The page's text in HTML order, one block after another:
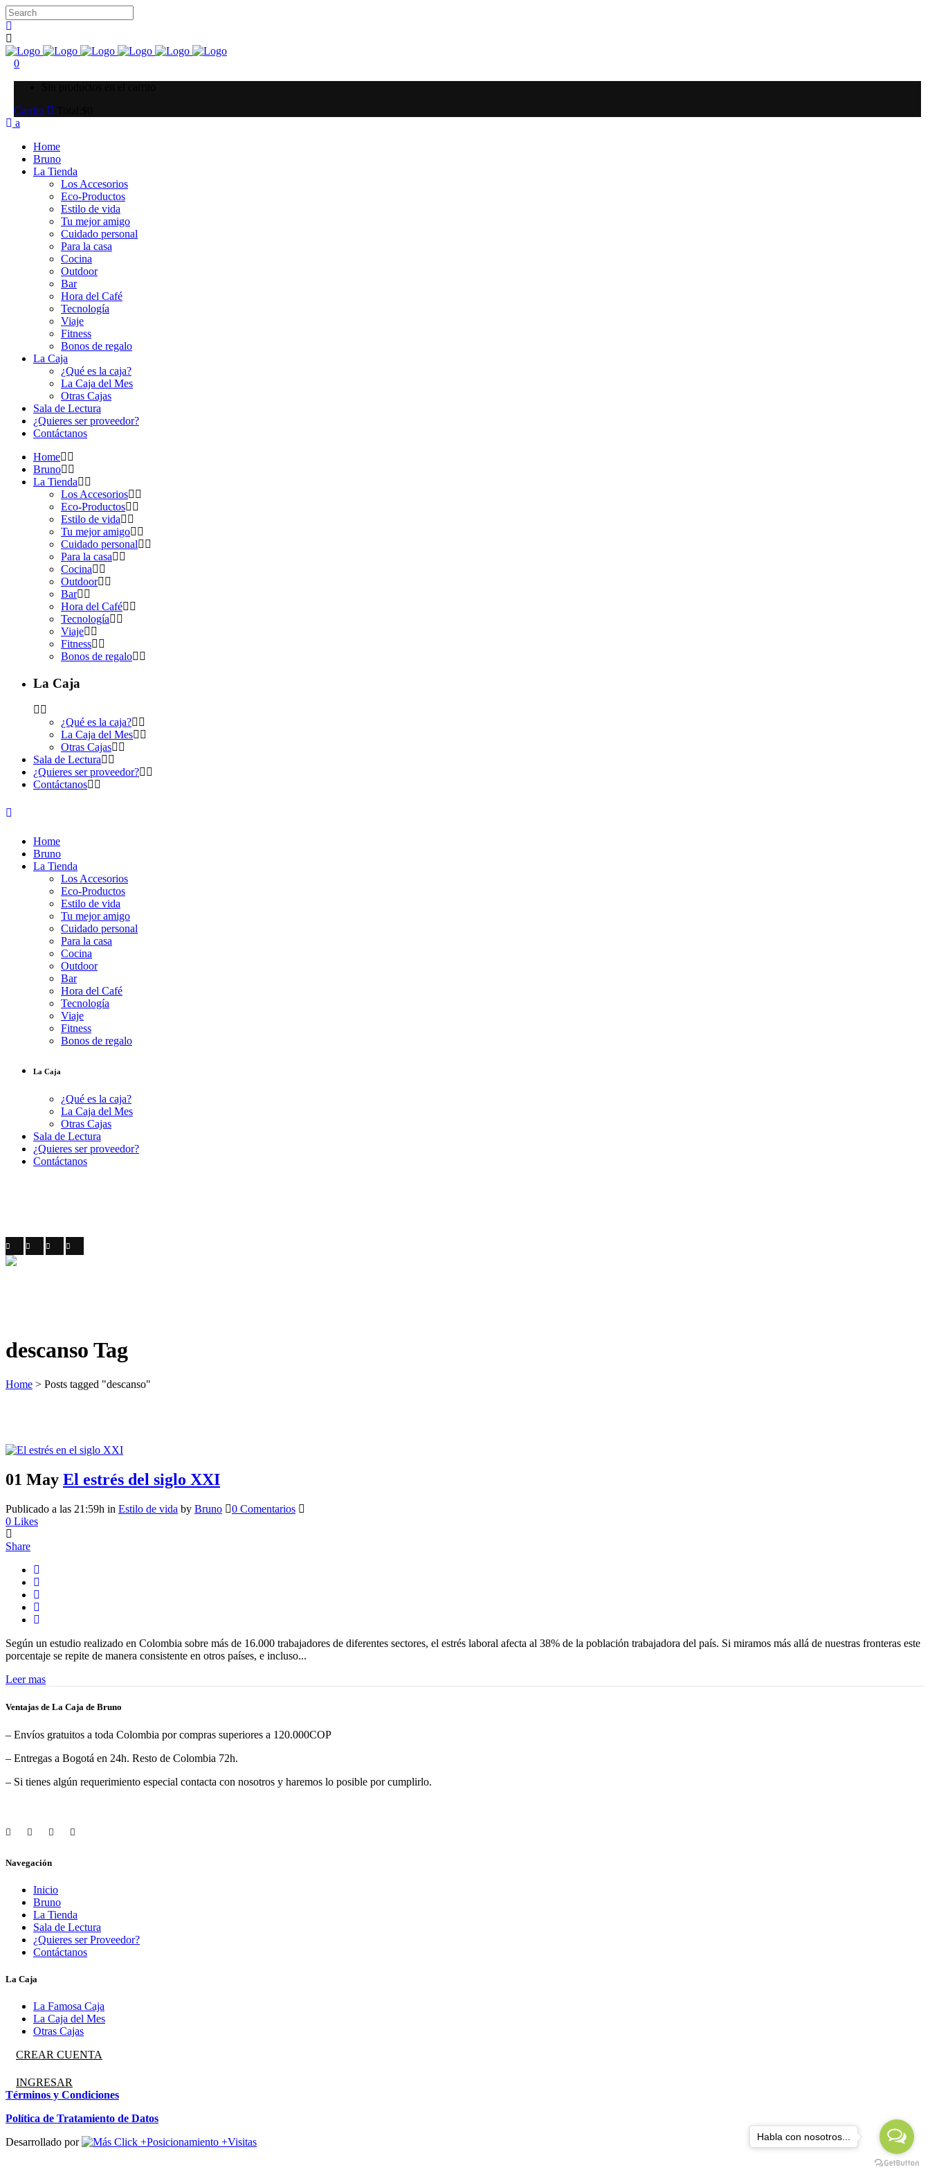
0
Carrito
Home
Bruno
La Tienda
Los Accesorios
Eco-Productos
Estilo de vida
Tu mejor amigo
Cuidado personal
Para la casa
Cocina
Outdoor
Bar
Hora del Café
Tecnología
Viaje
Fitness
Bonos de regalo
La Caja
¿Qué es la caja?
La Caja del Mes
Otras Cajas
Sala de Lectura
¿Quieres ser proveedor?
Contáctanos
Home
Bruno
La Tienda
Los Accesorios
Eco-Productos
Estilo de vida
Tu mejor amigo
Cuidado personal
Para la casa
Cocina
Outdoor
Bar
Hora del Café
Tecnología
Viaje
Fitness
Bonos de regalo
La Caja
¿Qué es la caja?
La Caja del Mes
Otras Cajas
Sala de Lectura
¿Quieres ser proveedor?
Contáctanos
Home
Bruno
La Tienda
Los Accesorios
Eco-Productos
Estilo de vida
Tu mejor amigo
Cuidado personal
Para la casa
Cocina
Outdoor
Bar
Hora del Café
Tecnología
Viaje
Fitness
Bonos de regalo
La Caja
¿Qué es la caja?
La Caja del Mes
Otras Cajas
Sala de Lectura
¿Quieres ser proveedor?
Contáctanos
descanso Tag
Home > Posts tagged "descanso"
01 May El estrés del siglo XXI
Publicado a las 21:59h in Estilo de vida by Bruno
0 Comentarios
0 Likes
Share
Según un estudio realizado en Colombia sobre más de 16.000 trabajadores de diferentes sectores, el estrés laboral afecta al 38% de la población trabajadora del país. Si miramos más allá de nuestras fronteras este
porcentaje se repite de manera consistente en otros países, e incluso...
Leer mas
Ventajas de La Caja de Bruno
– Envíos gratuitos a toda Colombia por compras superiores a 120.000COP
– Entregas a Bogotá en 24h. Resto de Colombia 72h.
– Si tienes algún requerimiento especial contacta con nosotros y haremos lo posible por cumplirlo.
Navegación
Inicio
Bruno
La Tienda
Sala de Lectura
¿Quieres ser Proveedor?
Contáctanos
La Caja
La Famosa Caja
La Caja del Mes
Otras Cajas
CREAR CUENTA
INGRESAR
Términos y Condiciones
Política de Tratamiento de Datos
Desarrollado por
Habla con nosotros...